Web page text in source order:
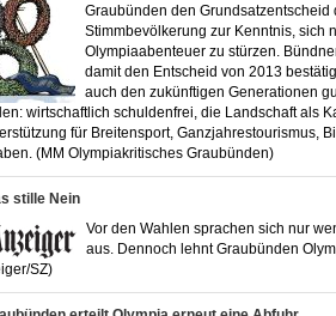
Graubünden den Grundsatzentscheid
Stimmbevölkerung zur Kenntnis, sich
Olympiaabenteuer zu stürzen.
damit den Entscheid von 2013
auch den zukünftigen Generationen
wirtschaftlich schuldenfrei, die Landschaft als
für Breitensport, Ganzjahrestourismus,
(MM Olympiakritisches Graubünden)
stille Nein
Vor den Wahlen sprachen sich nur
aus. Dennoch lehnt Graubünden
SZ)